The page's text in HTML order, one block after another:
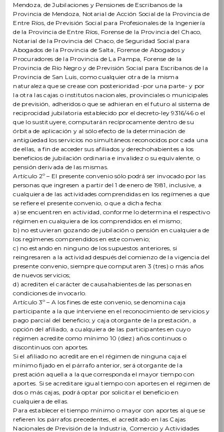
Mendoza, de Jubilaciones y Pensiones de Escribanos de la
Provincia de Mendoza, Notarial de Acción Social de la Provincia de
Entre Ríos, de Previsión Social para Profesionales de la Ingeniería
de la Provincia de Entre Ríos, Forense de la Provincia del Chaco,
Notarial de la Provincia del Chaco, de Seguridad Social para
Abogados de la Provincia de Salta, Forense de Abogados y
Procuradores de la Provincia de La Pampa, Forense de la
Provincia de Río Negro y de Previsión Social para Escribanos de la
Provincia de San Luis, como cualquier otra de la misma
naturaleza que se crease con posterioridad -por una parte- y por
la otra las cajas o institutos nacionales, provinciales o municipales
de previsión, adheridos o que se adhieran en el futuro al sistema de
reciprocidad jubilatoria establecido por el decreto-ley 9316/46 o el
que lo sustituyere, computarán recíprocamente dentro de su
órbita de aplicación y al sólo efecto de la determinación de
antigüedad los servicios no simultáneos reconocidos por cada una
de ellas, a fin de acceder sus afiliados y derechohabientes a los
beneficios de jubilación ordinaria e invalidez o su equivalente, o
pensión derivada de las mismas.
Artículo 2º – El presente convenio sólo podrá ser invocado por las
personas que ingresen a partir del 1 de enero de 1981, inclusive, a
cualquiera de las actividades comprendidas en los regímenes a que
se refiere el presente convenio, o que a dicha fecha:
a) se encuentren en actividad, conforme lo determina el respectivo
régimen en cualquiera de los comprendidos en el mismo;
b) no estuvieran gozando de jubilación o pensión en cualquiera de
los regímenes comprendidos en este convenio;
c) no estando en ninguno de los supuestos anteriores, si
reingresaren a la actividad después del comienzo de la vigencia del
presente convenio, siempre que computaren 3 (tres) o más años
de nuevos servicios;
d) acrediten el carácter de causahabientes de las personas en
condiciones de invocarlo.
Artículo 3º – A los fines de este convenio, se denomina caja
participante a la que interviene en el reconocimiento de servicios y
pago parcial del beneficio; y caja otorgante de la prestación, a
opción del afiliado, a cualquiera de las participantes en cuyo
régimen acredite como mínimo 10 (diez) años continuos o
discontinuos con aportes.
Si el afiliado no acreditare en el régimen de ninguna caja el
mínimo fijado en el párrafo anterior, será otorgante de la
prestación aquella a la que corresponda el mayor tiempo con
aportes. Si se acreditare igual tiempo con aportes en el régimen de
dos o más cajas, podrá optar por solicitar el beneficio en
cualquiera de ellas.
Para establecer el tiempo mínimo o mayor con aportes al que se
refieren los párrafos precedentes, el acreditado en las Cajas
Nacionales de Previsión de la Industria, Comercio y Actividades